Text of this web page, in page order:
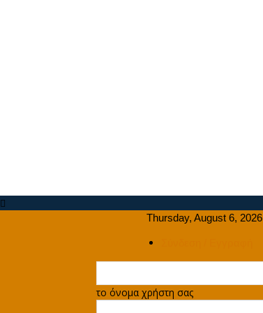
Thursday, August 6, 2026
το όνομα χρήστη σας